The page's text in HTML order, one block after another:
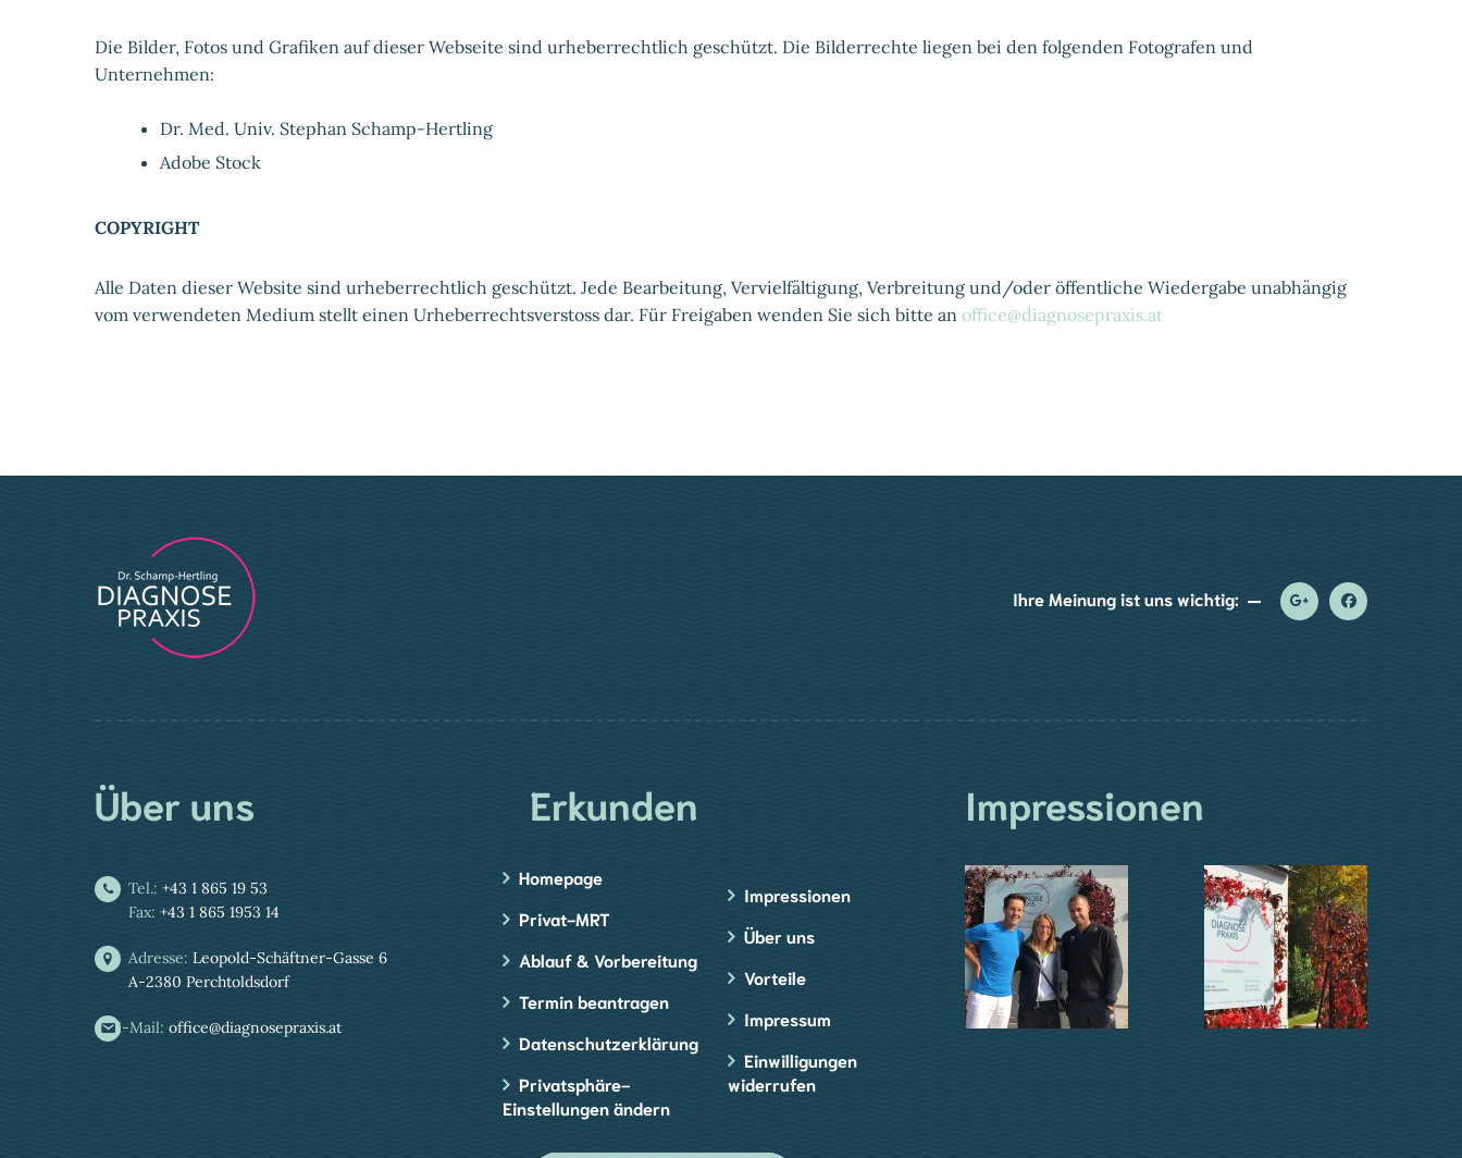
Die Bilder, Fotos und Grafiken auf dieser Webseite sind urheberrechtlich geschützt. Die Bilderrechte liegen bei den folgenden Fotografen und
Unternehmen:
Dr. Med. Univ. Stephan Schamp-Hertling
Adobe Stock
COPYRIGHT
Alle Daten dieser Website sind urheberrechtlich geschützt. Jede Bearbeitung, Vervielfältigung, Verbreitung und/oder öffentliche Wiedergabe unabhängig
vom verwendeten Medium stellt einen Urheberrechtsverstoss dar. Für Freigaben wenden Sie sich bitte an office@diagnosepraxis.at
Ihre Meinung ist uns wichtig:
Über uns
Tel.: +43 1 865 19 53
Fax: +43 1 865 1953 14
Adresse: Leopold-Schäftner-Gasse 6
A-2380 Perchtoldsdorf
E-Mail: office@diagnosepraxis.at
Erkunden
Homepage
Privat-MRT
Ablauf & Vorbereitung
Termin beantragen
Datenschutzerklärung
Privatsphäre-
Einstellungen ändern
Impressionen
Über uns
Vorteile
Impressum
Einwilligungen
widerrufen
Impressionen